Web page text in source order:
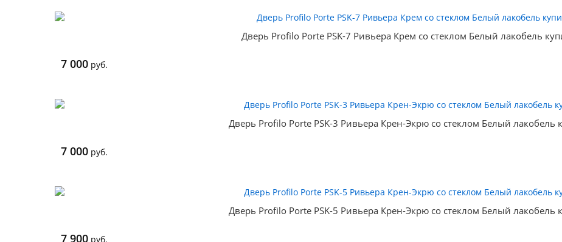
Дверь Profilo Porte PSK-7 Ривьера Крем со стеклом Белый лакобель
7 000 руб.
Дверь Profilo Porte PSK-3 Ривьера Крен-Экрю со стеклом Белый лакобель
7 000 руб.
Дверь Profilo Porte PSK-5 Ривьера Крен-Экрю со стеклом Белый лакобель
7 900 руб.